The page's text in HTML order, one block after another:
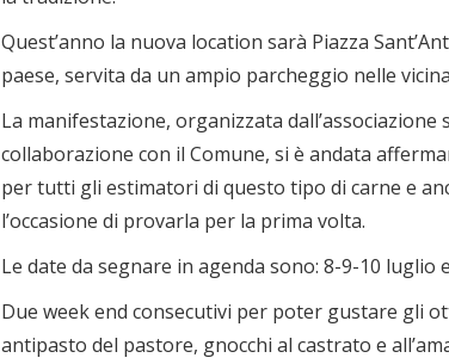
Quest’anno la nuova location sarà Piazza
paese, servita da un ampio parcheggio nelle
La manifestazione, organizzata dall’associazione
collaborazione con il Comune, si è andata
per tutti gli estimatori di questo tipo di carne e
l’occasione di provarla per la prima volta.
Le date da segnare in agenda sono: 8-9-10 luglio
Due week end consecutivi per poter gustare gli
antipasto del pastore, gnocchi al castrato e